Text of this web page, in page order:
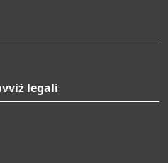
legali